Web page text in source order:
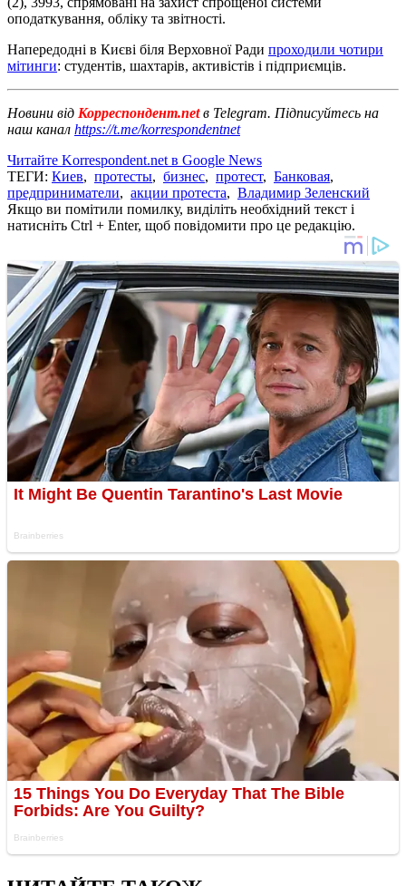
оподаткування, обліку та звітності.
Напередодні в Києві біля Верховної Ради проходили чотири
мітинги: студентів, шахтарів, активістів і підприємців.
Новини від Корреспондент.netв Telegram. Підписуйтесь на
наш канал https://t.me/korrespondentnet
Читайте Korrespondent.net в Google News
ТЕГИ: Киев, протесты, бизнес, протест, Банковая,
предприниматели, акции протеста, Владимир Зеленский
Якщо ви помітили помилку, виділіть необхідний текст і
натисніть Ctrl + Enter, щоб повідомити про це редакцію.